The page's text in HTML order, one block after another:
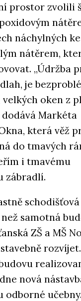
prostor zvolili
náchylných
nátěrem,
„Údržba
je
oken z
dodává Markéta
která věž
do tmavých
i tmavému
zábradlí.
schodišťová
samotná
ZŠ a MŠ
nová
odborné